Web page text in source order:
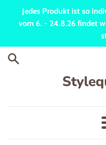
Jedes Produkt ist so
vom 6. - 24.8.26 findet